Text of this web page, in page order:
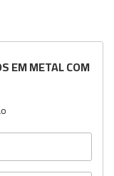
EM METAL COM